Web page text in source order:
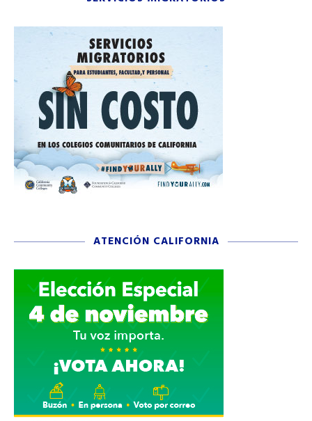
ATENCIÓN CALIFORNIA